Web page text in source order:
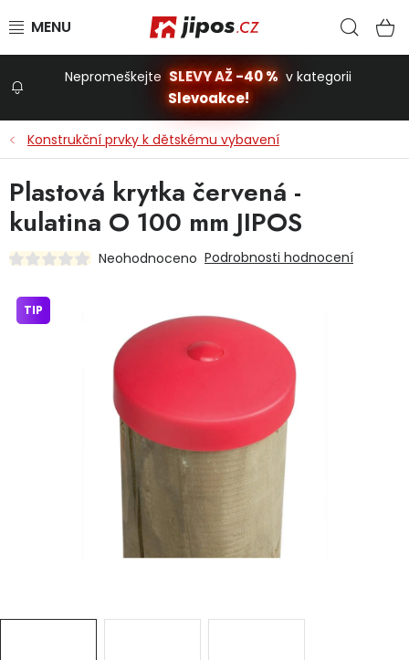
Stavba a dům
Domácnost
Dětská hřiště
Autodoplňky
Nepromeškejte SLEVY AŽ -40 % v kategorii
Slevoakce!
Konstrukční prvky k dětskému vybavení
Plastová krytka červená -
kulatina O 100 mm JIPOS
Neohodnoceno Podrobnosti hodnocení
TIP